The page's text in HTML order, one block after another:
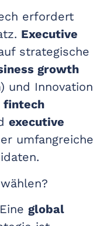
erfordert
Executive
strategische
growth
und Innovation
fintech
executive
umfangreiche
wählen?
Eine global